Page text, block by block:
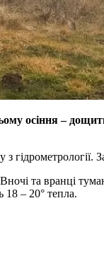
осіння –
та вранці
18 – 20° тепла.